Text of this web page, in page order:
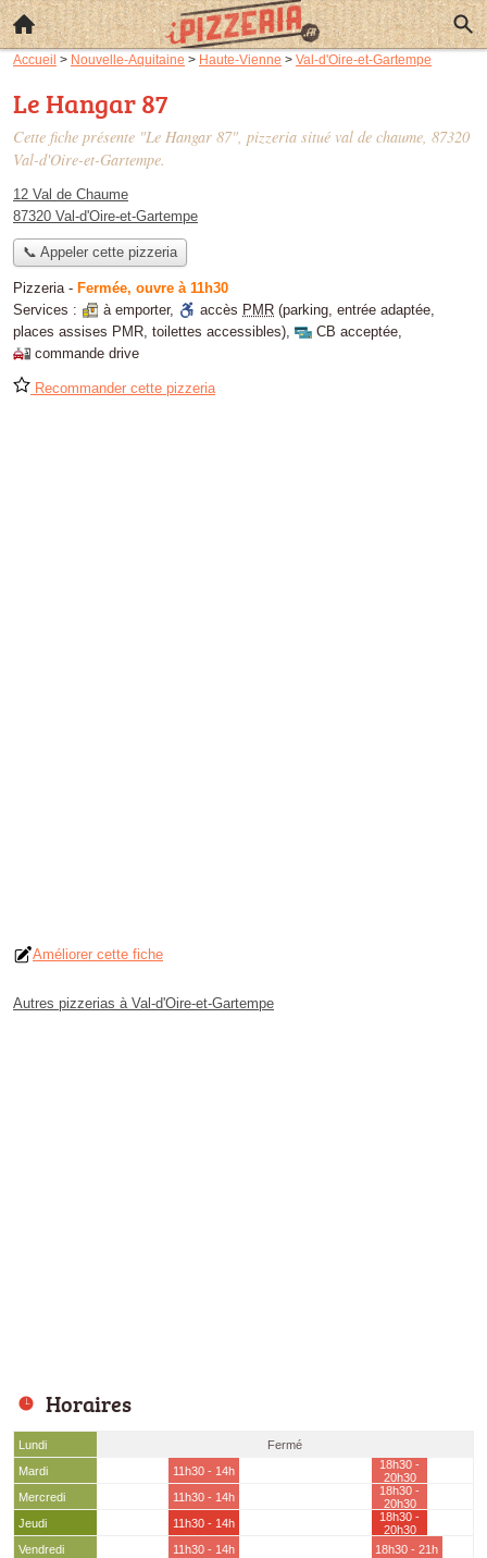
Accueil > Nouvelle-Aquitaine > Haute-Vienne > Val-d'Oire-et-Gartempe
Le Hangar 87
Cette fiche présente "Le Hangar 87", pizzeria situé val de chaume, 87320
Val-d'Oire-et-Gartempe.
12 Val de Chaume
87320 Val-d'Oire-et-Gartempe
📞 Appeler cette pizzeria
Pizzeria- Fermée, ouvre à 11h30
Services :
à emporter, accès PMR (parking, entrée adaptée,
places assises PMR, toilettes accessibles), CB acceptée,
commande drive
Recommander cette pizzeria
Améliorer cette fiche
Autres pizzerias à Val-d'Oire-et-Gartempe
Horaires
Lundi
Fermé
Mardi
11h30 - 14h
18h30 -
20h30
Mercredi
11h30 - 14h
18h30 -
20h30
Jeudi
11h30 - 14h
18h30 -
20h30
Vendredi
11h30 - 14h
18h30 - 21h